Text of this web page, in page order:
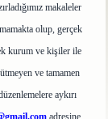
makaleler
olup, gerçek
kurum ve kişiler ile
ve tamamen
aykırı
adresine